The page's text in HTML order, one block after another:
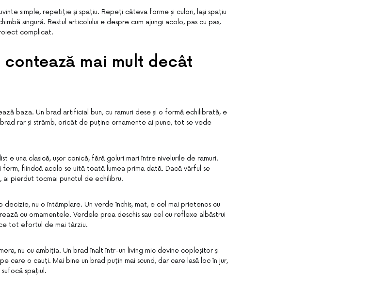
simple, repetiție și spațiu. Repeți câteva forme și culori, lași spațiu
singură. Restul articolului e despre cum ajungi acolo, pas cu pas,
complicat.
contează mai mult decât
baza. Un brad artificial bun, cu ramuri dese și o formă echilibrată, e
rar și strâmb, oricât de puține ornamente ai pune, tot se vede
e una clasică, ușor conică, fără goluri mari între nivelurile de ramuri.
ferm, fiindcă acolo se uită toată lumea prima dată. Dacă vârful se
ai pierdut tocmai punctul de echilibru.
decizie, nu o întâmplare. Un verde închis, mat, e cel mai prietenos cu
cu ornamentele. Verdele prea deschis sau cel cu reflexe albăstrui
tot efortul de mai târziu.
nu cu ambiția. Un brad înalt într-un living mic devine copleșitor și
care o cauți. Mai bine un brad puțin mai scund, dar care lasă loc în jur,
spațiul.